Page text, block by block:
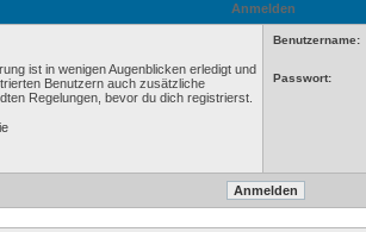
Anmelden
ist in wenigen Augenblicken erledigt und
Benutzern auch zusätzliche
Regelungen, bevor du dich registrierst.
Benutzername:
Passwort: